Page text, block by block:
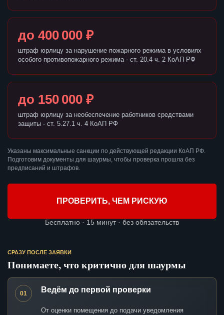
до 400 000 ₽
штраф юрлицу за нарушение пожарного режима в условиях
особого противопожарного режима - ст. 20.4 ч. 2 КоАП РФ
до 150 000 ₽
штраф юрлицу за необеспечение работников средствами
защиты - ст. 5.27.1 ч. 4 КоАП РФ
Указаны максимальные санкции по действующей редакции КоАП РФ.
Подготовим документы для шаурмы, чтобы проверка прошла без
предписаний и штрафов.
ПРОВЕРИТЬ, ЧЕМ РИСКУЮ
Бесплатно · 15 минут · без обязательств
СРАЗУ ПОСЛЕ ЗАЯВКИ
Понимаете, что критично для шаурмы
01 Ведём до первой проверки
От оценки помещения до подачи уведомления